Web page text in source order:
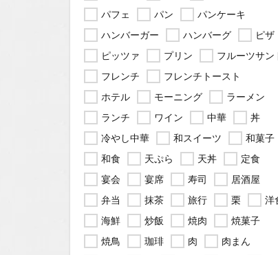
パフェ
パン
パンケーキ
ハンバーガー
ハンバーグ
ピザ
ピッツァ
プリン
フルーツサン
フレンチ
フレンチトースト
ホテル
モーニング
ラーメン
ランチ
ワイン 中華
丼
冷やし中華
和スイーツ
和菓子
和食
天ぷら 天丼
定食
宴会
宴席 寿司
居酒屋
弁当
抹茶 旅行 栗
洋
海鮮
炒飯 焼肉
焼菓子
焼鳥
珈琲 肉
肉まん